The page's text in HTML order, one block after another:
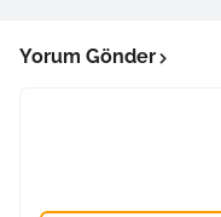
Yorum Gönder